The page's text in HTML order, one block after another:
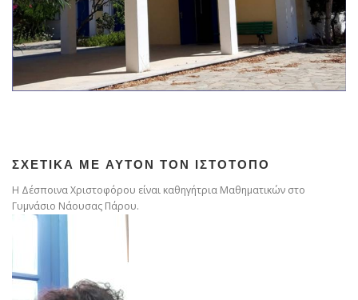
ΣΧΕΤΙΚΆ ΜΕ ΑΥΤΌΝ ΤΟΝ ΙΣΤΌΤΟΠΟ
Η Δέσποινα Χριστοφόρου είναι καθηγήτρια Μαθηματικών στο
Γυμνάσιο Νάουσας Πάρου.